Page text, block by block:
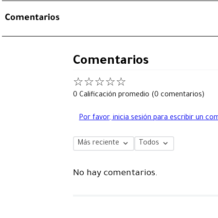
Comentarios
Comentarios
☆☆☆☆☆
0 Calificación promedio (0 comentarios)
Por favor, inicia sesión para escribir un
Más reciente Todos
No hay comentarios.